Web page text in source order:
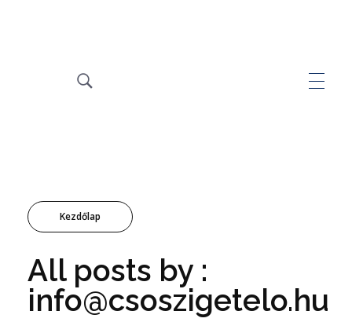
Kezdőlap
All posts by :
info@csoszigetelo.hu